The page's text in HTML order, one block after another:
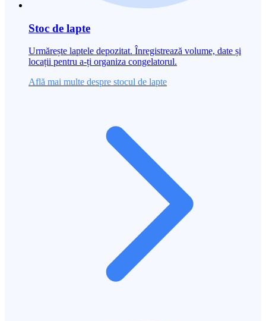
Stoc de lapte
Urmărește laptele depozitat. Înregistrează volume, date și
locații pentru a-ți organiza congelatorul.
Află mai multe despre stocul de lapte